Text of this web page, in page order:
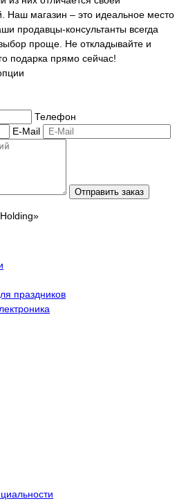
Наш магазин – это идеальное место
продавцы-консультанты всегда
проще. Не откладывайте и
подарка прямо сейчас!
Телефон
E-Mail
Отправить заказ
праздников